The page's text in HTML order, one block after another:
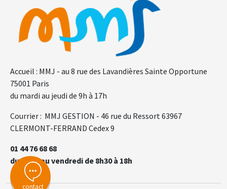
contact
Accueil : MMJ - au 8 rue des Lavandières Sainte Opportune
75001 Paris
du mardi au jeudi de 9h à 17h
Courrier : MMJ GESTION - 46 rue du Ressort 63967
CLERMONT-FERRAND Cedex 9
01 44 76 68 68
du lundi au vendredi de 8h30 à 18h